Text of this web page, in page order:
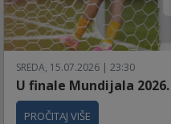
SREDA, 15.07.2026 | 23:30
U finale Mundijala
PROČITAJ VIŠE